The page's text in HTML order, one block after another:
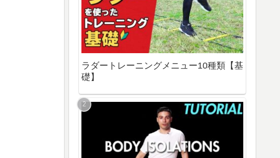
ラダートレーニングメニュー10種類【基
礎】